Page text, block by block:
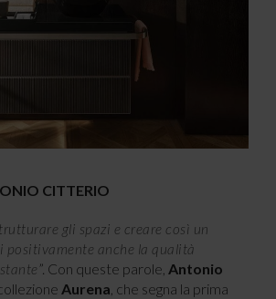
CITTERIO
gli spazi e creare così un
positivamente anche la qualità
”. Con queste parole, Antonio
Aurena , che segna la prima